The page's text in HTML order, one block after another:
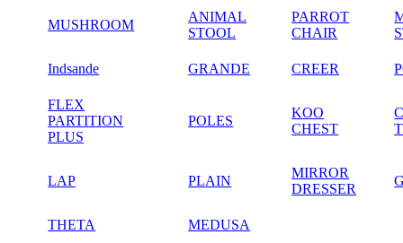
MUSHROOM
ANIMAL
STOOL
PARROT
CHAIR
Indsande GRANDE CREER
FLEX
PARTITION
PLUS
POLES
KOO
CHEST
LAP PLAIN
MIRROR
DRESSER
THETA
MEDUSA